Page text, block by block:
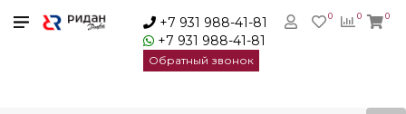
+7 931 988-41-81
+7 931 988-41-81
Обратный звонок
0
0 0
Радиаторные клапаны